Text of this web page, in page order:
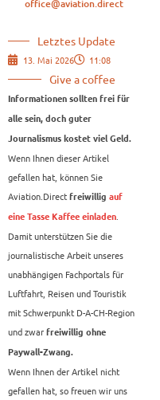
office@aviation.direct
Letztes Update
13. Mai 2026 11:08
Give a coffee
Informationen sollten frei für
alle sein, doch guter
Journalismus kostet viel Geld.
Wenn Ihnen dieser Artikel
gefallen hat, können Sie
Aviation.Direct freiwillig auf
eine Tasse Kaffee einladen.
Damit unterstützen Sie die
journalistische Arbeit unseres
unabhängigen Fachportals für
Luftfahrt, Reisen und Touristik
mit Schwerpunkt D-A-CH-Region
und zwar freiwillig ohne
Paywall-Zwang.
Wenn Ihnen der Artikel nicht
gefallen hat, so freuen wir uns